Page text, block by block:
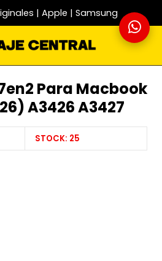
| Apple | Samsung
Para Macbook
A3426 A3427
STOCK: 25